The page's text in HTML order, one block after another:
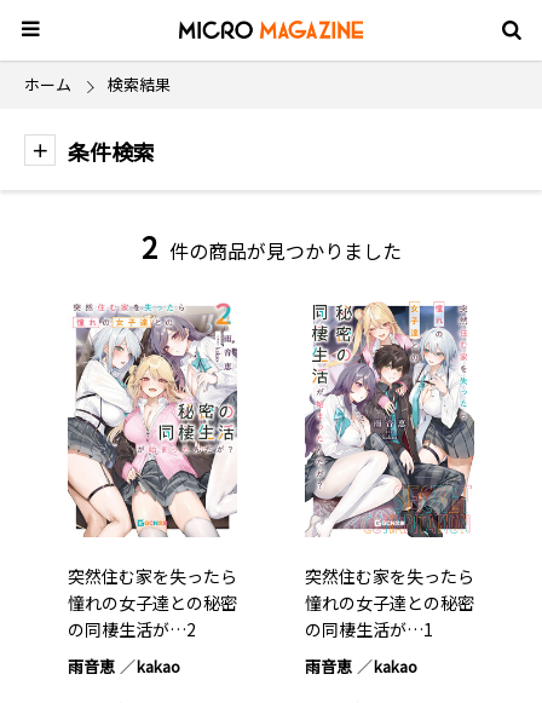
ホーム 検索結果
条件検索
2 件の商品が見つかりました
突然住む家を失ったら
憧れの女子達との秘密
の同棲生活が…2
雨音恵 kakao
突然住む家を失ったら
憧れの女子達との秘密
の同棲生活が…1
雨音恵 kakao